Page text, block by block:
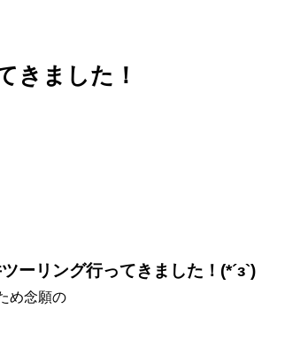
きました！
ーリング行ってきました！(*´з`)
め念願の